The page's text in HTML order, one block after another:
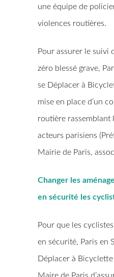
une équipe de
violences routières.
Pour assurer le suivi
zéro blessé grave,
se Déplacer à
mise en place d’un
routière rassemblant
acteurs parisiens
Mairie de Paris,
Changer les
en sécurité les
Pour que les
en sécurité, Paris en
Déplacer à